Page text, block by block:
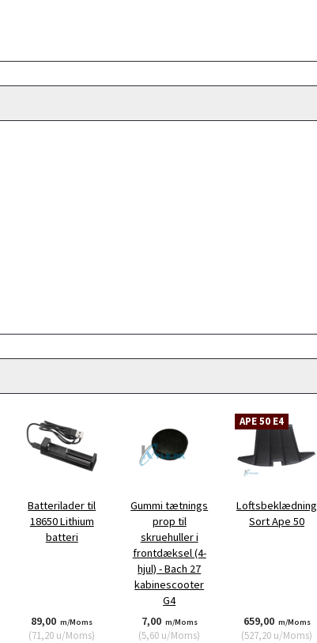
Batterilader til
18650 Lithium
batteri
89,00 m/Moms
(71,20 u/Moms)
Gummi tætnings
prop til
skruehuller i
frontdæksel (4-
hjul) - Bach 27
kabinescooter
G4
7,00 m/Moms
(5,60 u/Moms)
APE 50 E4
Loftsbeklædning
Sort Ape 50
659,00 m/Moms
(527,20 u/Moms)